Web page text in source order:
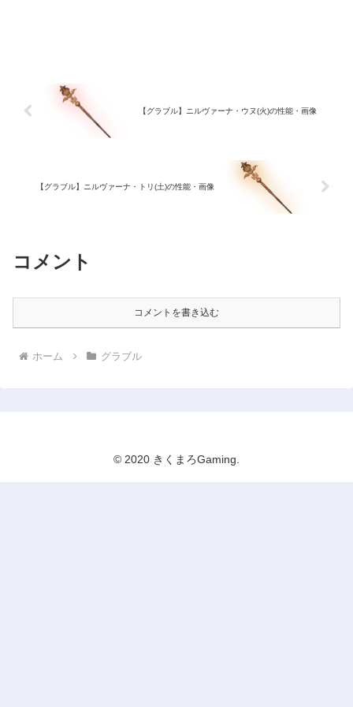
【グラブル】ニルヴァーナ・ウヌ(火)の性能・画像
【グラブル】ニルヴァーナ・トリ(土)の性能・画像
コメント
コメントを書き込む
ホーム グラブル
© 2020 きくまろGaming.